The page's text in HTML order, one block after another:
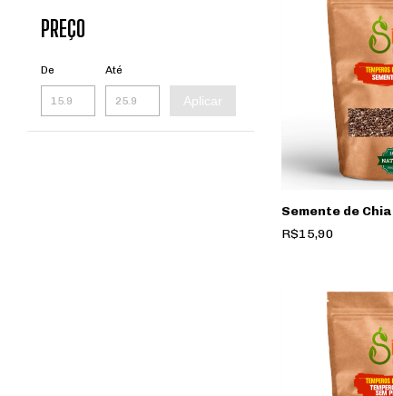
PREÇO
De Até
Aplicar
Semente de
R$15,90